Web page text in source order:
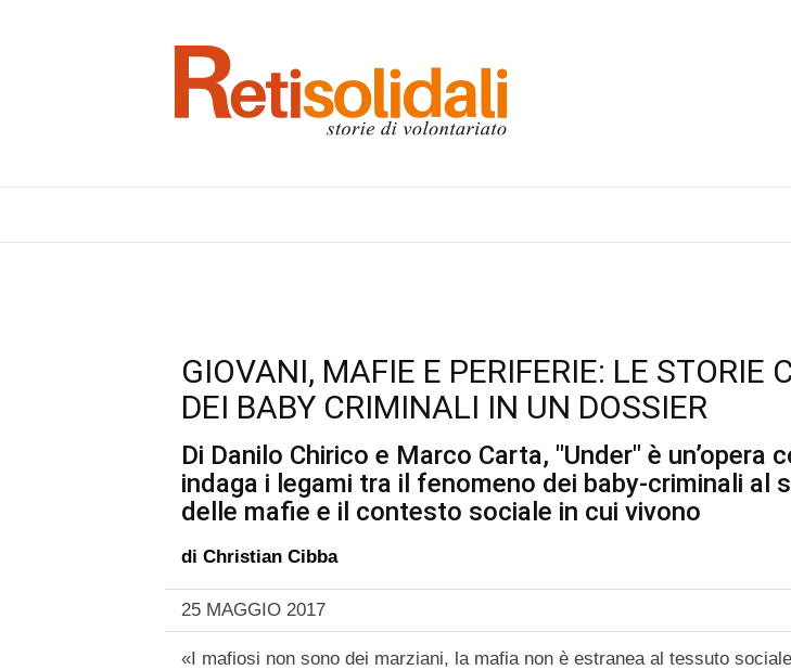
GIOVANI, MAFIE E PERIFERIE: LE STORIE
DEI BABY CRIMINALI IN UN DOSSIER
Di Danilo Chirico e Marco Carta, "Under" è un’opera
indaga i legami tra il fenomeno dei baby-criminali al
delle mafie e il contesto sociale in cui vivono
di Christian Cibba
25 MAGGIO 2017
«I mafiosi non sono dei marziani, la mafia non è estranea al tessuto